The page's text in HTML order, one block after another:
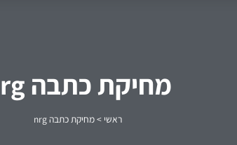
מחיקת כתבה nrg
ראשי >מחיקת כתבה nrg